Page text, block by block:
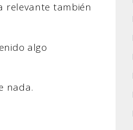
relevante también
algo
nada.